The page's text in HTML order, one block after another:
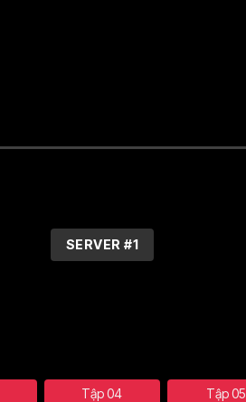
SERVER #1
Tập 04 Tập 05